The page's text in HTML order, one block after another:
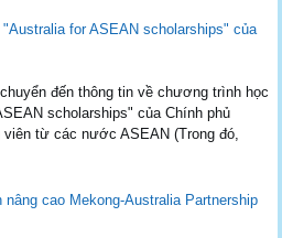
for ASEAN scholarships" của
đến thông tin về chương trình học
scholarships" của Chính phủ
từ các nước ASEAN (Trong đó,
cao Mekong-Australia Partnership